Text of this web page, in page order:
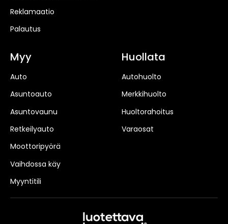
Reklamaatio
Palautus
Myy
Auto
Asuntoauto
Asuntovaunu
Retkeilyauto
Moottoripyörä
Vaihdossa käy
Myyntitili
Huollata
Autohuolto
Merkkihuolto
Huoltorahoitus
Varaosat